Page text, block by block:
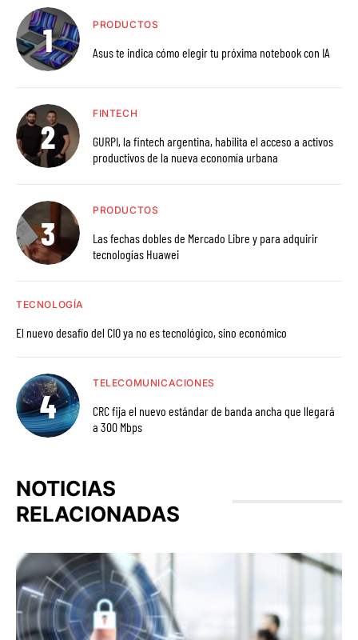
PRODUCTOS
Asus te indica cómo elegir tu próxima notebook con IA
FINTECH
GURPI, la fintech argentina, habilita el acceso a activos
productivos de la nueva economía urbana
PRODUCTOS
Las fechas dobles de Mercado Libre y para adquirir
tecnologías Huawei
TECNOLOGÍA
El nuevo desafío del CIO ya no es tecnológico, sino económico
TELECOMUNICACIONES
CRC fija el nuevo estándar de banda ancha que llegará
a 300 Mbps
NOTICIAS
RELACIONADAS